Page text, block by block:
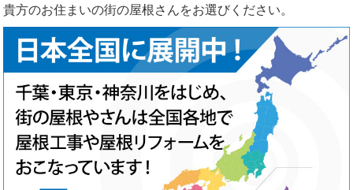
貴方のお住まいの街の屋根さんをお選びください。